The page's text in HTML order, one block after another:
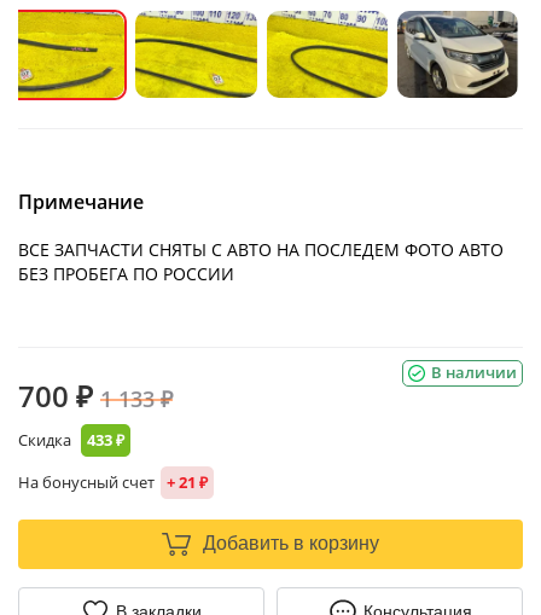
Примечание
ВСЕ ЗАПЧАСТИ СНЯТЫ С АВТО НА ПОСЛЕДЕМ ФОТО АВТО
БЕЗ ПРОБЕГА ПО РОССИИ
В наличии
700 ₽ 1 133 ₽
Скидка 433 ₽
На бонусный счет + 21 ₽
Добавить в корзину